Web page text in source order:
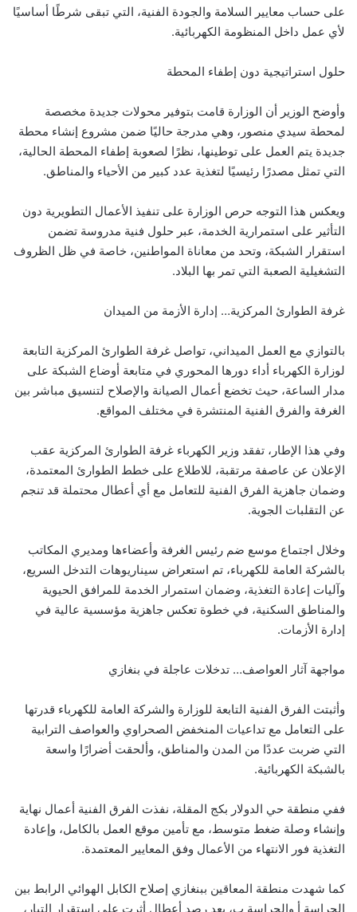
على حساب معايير السلامة والجودة الفنية، التي تبقى شرطًا أساسيًا
لأي عمل داخل المنظومة الكهربائية.
حلول استراتيجية دون إطفاء المحطة
وأوضح الوزير أن الوزارة قامت بتوفير محولات جديدة مخصصة
لمحطة سيدي منصور، وهي مدرجة حاليًا ضمن مشروع إنشاء محطة
جديدة يتم العمل على توطينها، نظرًا لصعوبة إطفاء المحطة الحالية،
التي تمثل مصدرًا رئيسيًا لتغذية عدد كبير من الأحياء والمناطق.
ويعكس هذا التوجه حرص الوزارة على تنفيذ الأعمال التطويرية دون
التأثير على استمرارية الخدمة، عبر حلول فنية مدروسة تضمن
استقرار الشبكة، وتحد من معاناة المواطنين، خاصة في ظل الظروف
التشغيلية الصعبة التي تمر بها البلاد.
غرفة الطوارئ المركزية… إدارة الأزمة من الميدان
بالتوازي مع العمل الميداني، تواصل غرفة الطوارئ المركزية التابعة
لوزارة الكهرباء أداء دورها المحوري في متابعة أوضاع الشبكة على
مدار الساعة، حيث تخضع أعمال الصيانة والإصلاح لتنسيق مباشر بين
الغرفة والفرق الفنية المنتشرة في مختلف المواقع.
وفي هذا الإطار، تفقد وزير الكهرباء غرفة الطوارئ المركزية عقب
الإعلان عن عاصفة مرتقبة، للاطلاع على خطط الطوارئ المعتمدة،
وضمان جاهزية الفرق الفنية للتعامل مع أي أعطال محتملة قد تنجم
عن التقلبات الجوية.
وخلال اجتماع موسع ضم رئيس الغرفة وأعضاءها ومديري المكاتب
بالشركة العامة للكهرباء، تم استعراض سيناريوهات التدخل السريع،
وآليات إعادة التغذية، وضمان استمرار الخدمة للمرافق الحيوية
والمناطق السكنية، في خطوة تعكس جاهزية مؤسسية عالية في
إدارة الأزمات.
مواجهة آثار العواصف… تدخلات عاجلة في بنغازي
وأثبتت الفرق الفنية التابعة للوزارة والشركة العامة للكهرباء قدرتها
على التعامل مع تداعيات المنخفض الصحراوي والعواصف الترابية
التي ضربت عددًا من المدن والمناطق، وألحقت أضرارًا واسعة
بالشبكة الكهربائية.
ففي منطقة حي الدولار بكج المقلة، نفذت الفرق الفنية أعمال نهاية
وإنشاء وصلة ضغط متوسط، مع تأمين موقع العمل بالكامل، وإعادة
التغذية فور الانتهاء من الأعمال وفق المعايير المعتمدة.
كما شهدت منطقة المعاقين ببنغازي إصلاح الكابل الهوائي الرابط بين
الحراسة أ والحراسة ب، بعد رصد أعطال أثرت على استقرار التيار،